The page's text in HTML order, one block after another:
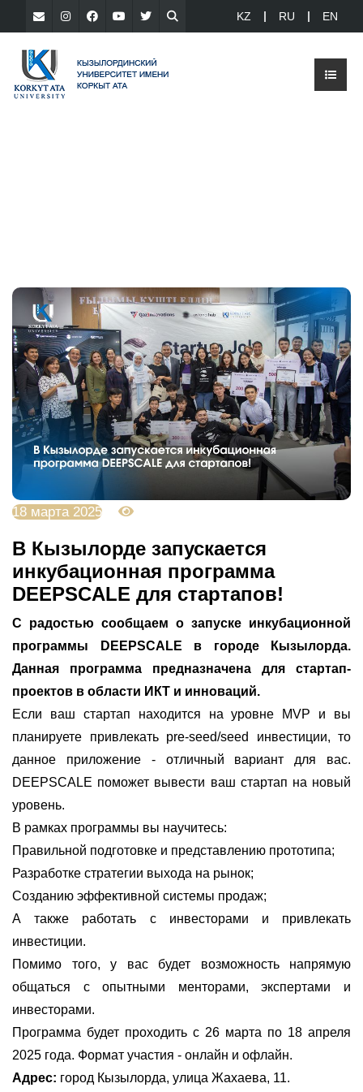
KZ RU EN
18 марта 2025
В Кызылорде запускается
инкубационная программа
DEEPSCALE для стартапов!
С радостью сообщаем о запуске инкубационной
программы DEEPSCALE в городе Кызылорда.
Данная программа предназначена для стартап-
проектов в области ИКТ и инноваций.
Если ваш стартап находится на уровне MVP и вы
планируете привлекать pre-seed/seed инвестиции, то
данное приложение - отличный вариант для вас.
DEEPSCALE поможет вывести ваш стартап на новый
уровень.
В рамках программы вы научитесь:
Правильной подготовке и представлению прототипа;
Разработке стратегии выхода на рынок;
Созданию эффективной системы продаж;
А также работать с инвесторами и привлекать
инвестиции.
Помимо того, у вас будет возможность напрямую
общаться с опытными менторами, экспертами и
инвесторами.
Программа будет проходить с 26 марта по 18 апреля
2025 года. Формат участия - онлайн и офлайн.
Адрес: город Кызылорда, улица Жахаева, 11.